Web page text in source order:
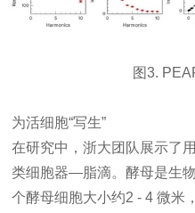
图3.
为活细胞“写生”
在研究中，浙大团队展示了
类细胞器—脂滴。酵母是生
个酵母细胞大小约2 - 4 微米